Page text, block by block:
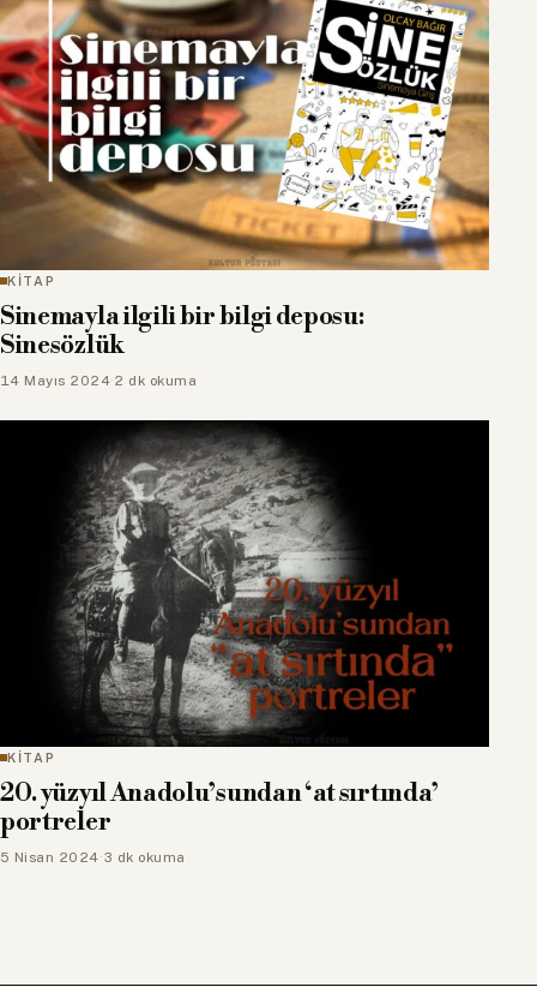
KİTAP
Sinemayla ilgili bir bilgi deposu:
Sinesözlük
14 Mayıs 2024·2 dk okuma
KİTAP
20. yüzyıl Anadolu’sundan ‘at sırtında’
portreler
5 Nisan 2024·3 dk okuma